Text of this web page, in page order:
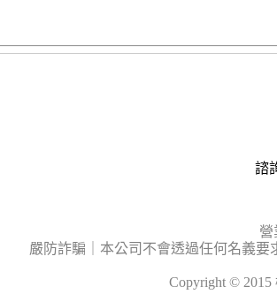
諮
營
嚴防詐騙｜本公司不會透過任何名義
Copyright ©